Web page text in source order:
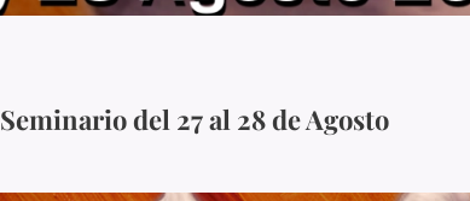
Seminario del 27 al 28 de Agosto